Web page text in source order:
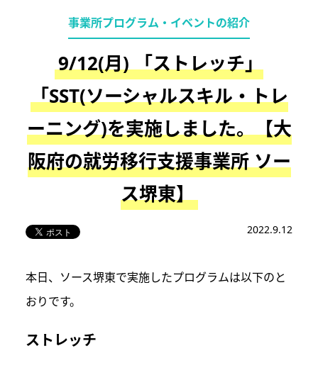
事業所プログラム・イベントの紹介
9/12(月) 「ストレッチ」
「SST(ソーシャルスキル・トレ
ーニング)を実施しました。【大
阪府の就労移行支援事業所 ソー
ス堺東】
2022.9.12
本日、ソース堺東で実施したプログラムは以下のと
おりです。
ストレッチ